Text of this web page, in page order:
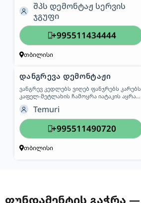
+995511434444
თბილისი
შპს დემონტაჟ სერვის
ჯგუფი
ჩვენი სერვისები მოიცავს: – სრულ
დემონტაჟს (სახლები, კორპუსები,
კომერციული ობიექტები); – ნანგრევების
გატანას; – ტერიტორიის სრულ გაწმენდას;
– გყვავს შესაბამისი ტექნიკა და
გამოცდილი ბრიგადა; – ფასი
განისაზღვრება ობიექტის დათვალიერების
შემდეგ; ვმუშაობთ სწრაფად, ხარისხიანად
დანგრევა დემონტაჟი
+995511490720
თბილისი
Temuri
ვანგრევ კედლებს ვიღებ ფანჯრებს კარებს
კაფელ-მეტლახის ჩამოყრა იატაკის აყრა
ხვადასხვა ზომის ფორმების ამოღება
კედელში ვასრულებ უმოკლეს დროში
მყავს მუშები ნარჩენების გასატანად ფასი
შეთანხმებით ტელ:511 49 07 20თემური
ფუნდამენტის გაჭრა —